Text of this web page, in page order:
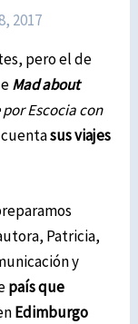
2017
pero el de
Mad about
Escocia con
cuentasus viajes
Patricia,
y
país que
Edimburgo